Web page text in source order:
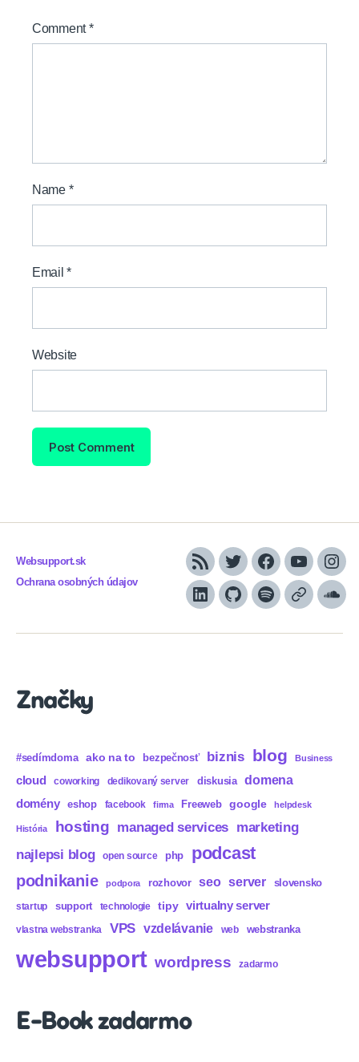
Comment*
Name *
Email*
Website
Websupport.sk
Ochrana osobných údajov
RSS TwitterFacebook
YouTube
LinkedInGitHubSpotifyApple
Značky
#sedímdoma ako na to bezpečnosť biznis blog Business
cloud coworking dedikovaný server diskusia domena
domény eshop facebook firma Freeweb google helpdesk
História hosting managed services marketing
najlepsi blog open source php podcast
podnikanie podpora rozhovor seo server slovensko
startup support technologie tipy virtualny server
vlastna webstranka VPS vzdelávanie web webstranka
websupport wordpress zadarmo
E-Book zadarmo